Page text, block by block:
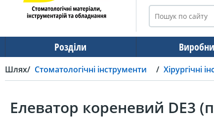
Розділи
Шлях Стоматологічні інструменти Хірургічні
Елеватор кореневий DE3